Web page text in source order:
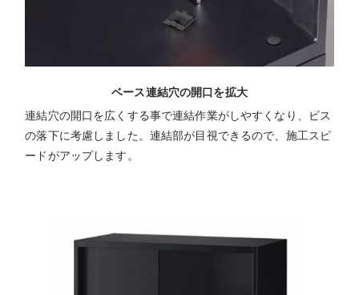
ベース連結穴の開口を拡大
連結穴の開口を広くする事で連結作業がしやすくなり、ビス
の落下に考慮しました。連結部が目視できるので、施工スピ
ードがアップします。